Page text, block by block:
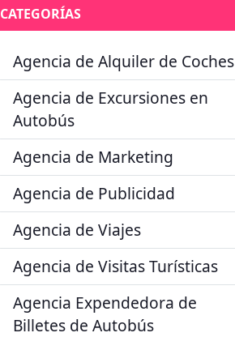
CATEGORÍAS
Agencia de Alquiler de Coches
Agencia de Excursiones en
Autobús
Agencia de Marketing
Agencia de Publicidad
Agencia de Viajes
Agencia de Visitas Turísticas
Agencia Expendedora de
Billetes de Autobús